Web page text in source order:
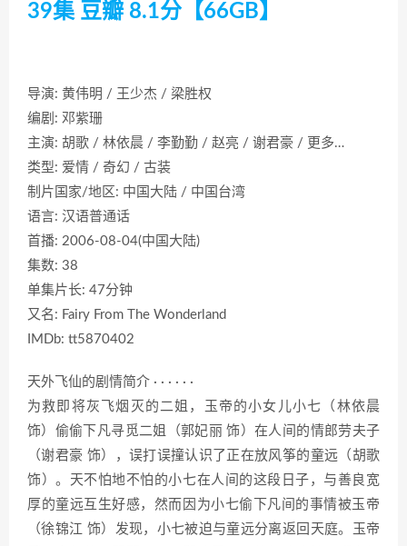
39集 豆瓣 8.1分【66GB】
导演: 黄伟明 / 王少杰 / 梁胜权
编剧: 邓紫珊
主演: 胡歌 / 林依晨 / 李勤勤 / 赵亮 / 谢君豪 / 更多…
类型: 爱情 / 奇幻 / 古装
制片国家/地区: 中国大陆 / 中国台湾
语言: 汉语普通话
首播: 2006-08-04(中国大陆)
集数: 38
单集片长: 47分钟
又名: Fairy From The Wonderland
IMDb: tt5870402
天外飞仙的剧情简介 · · · · · ·
为救即将灰飞烟灭的二姐，玉帝的小女儿小七（林依晨
饰）偷偷下凡寻觅二姐（郭妃丽 饰）在人间的情郎劳夫子
（谢君豪 饰），误打误撞认识了正在放风筝的童远（胡歌
饰）。天不怕地不怕的小七在人间的这段日子，与善良宽
厚的童远互生好感，然而因为小七偷下凡间的事情被玉帝
（徐锦江 饰）发现，小七被迫与童远分离返回天庭。玉帝